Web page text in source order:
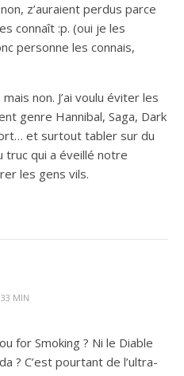
z’auraient perdus parce
connaît :p. (oui je les
personne les connais,
non. J’ai voulu éviter les
genre Hannibal, Saga, Dark
et surtout tabler sur du
qui a éveillé notre
les gens vils.
MIN
for Smoking ? Ni le Diable
? C’est pourtant de l’ultra-